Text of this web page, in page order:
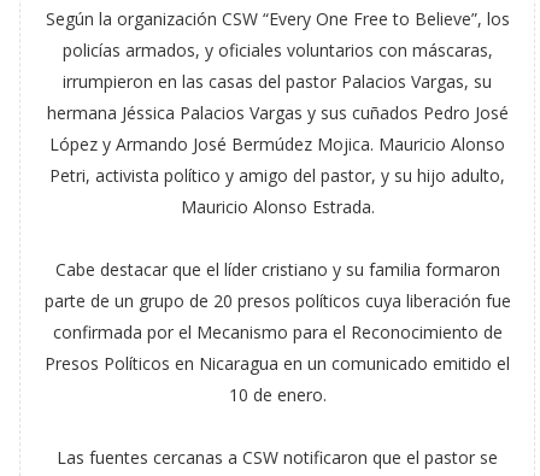
Según la organización CSW “Every One Free to Believe”, los
policías armados, y oficiales voluntarios con máscaras,
irrumpieron en las casas del pastor Palacios Vargas, su
hermana Jéssica Palacios Vargas y sus cuñados Pedro José
López y Armando José Bermúdez Mojica. Mauricio Alonso
Petri, activista político y amigo del pastor, y su hijo adulto,
Mauricio Alonso Estrada.
Cabe destacar que el líder cristiano y su familia formaron
parte de un grupo de 20 presos políticos cuya liberación fue
confirmada por el Mecanismo para el Reconocimiento de
Presos Políticos en Nicaragua en un comunicado emitido el
10 de enero.
Las fuentes cercanas a CSW notificaron que el pastor se